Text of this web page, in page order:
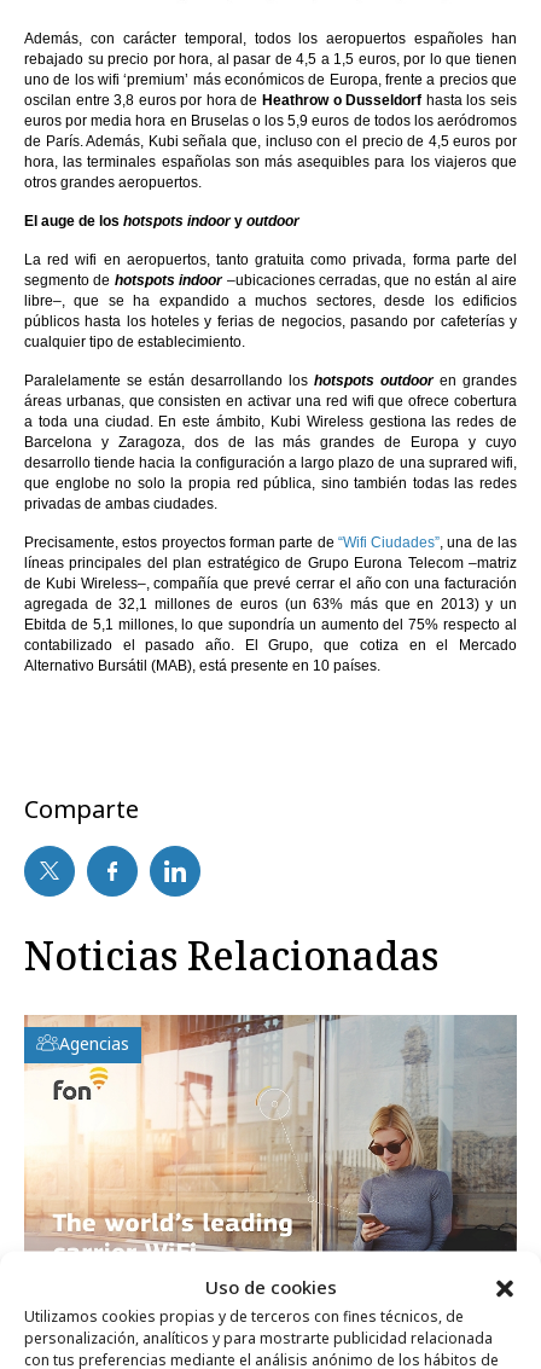
Uso de cookies
Utilizamos cookies propias y de terceros con fines técnicos, de
personalización, analíticos y para mostrarte publicidad relacionada
con tus preferencias mediante el análisis anónimo de los hábitos de
Además, con carácter temporal, todos los aeropuertos españoles han
rebajado su precio por hora, al pasar de 4,5 a 1,5 euros, por lo que tienen
uno de los wifi ‘premium’ más económicos de Europa, frente a precios que
oscilan entre 3,8 euros por hora deHeathrow o Dusseldorf hasta los seis
euros por media hora en Bruselas o los 5,9 euros de todos los aeródromos
de París. Además, Kubi señala que, incluso con el precio de 4,5 euros por
hora, las terminales españolas son más asequibles para los viajeros que
otros grandes aeropuertos.
El auge de los hotspots indoory outdoor
La red wifi en aeropuertos, tanto gratuita como privada, forma parte del
segmento de hotspots indoor –ubicaciones cerradas, que no están al aire
libre–, que se ha expandido a muchos sectores, desde los edificios
públicos hasta los hoteles y ferias de negocios, pasando por cafeterías y
cualquier tipo de establecimiento.
Paralelamente se están desarrollando los hotspots outdooren grandes
áreas urbanas, que consisten en activar una red wifi que ofrece cobertura
a toda una ciudad. En este ámbito, Kubi Wireless gestiona las redes de
Barcelona y Zaragoza, dos de las más grandes de Europa y cuyo
desarrollo tiende hacia la configuración a largo plazo de una suprared wifi,
que englobe no solo la propia red pública, sino también todas las redes
privadas de ambas ciudades.
Precisamente, estos proyectos forman parte de “Wifi Ciudades”, una de las
líneas principales del plan estratégico de Grupo Eurona Telecom –matriz
de Kubi Wireless–, compañía que prevé cerrar el año con una facturación
agregada de 32,1 millones de euros (un 63% más que en 2013) y un
Ebitda de 5,1 millones, lo que supondría un aumento del 75% respecto al
contabilizado el pasado año. El Grupo, que cotiza en el Mercado
Alternativo Bursátil (MAB), está presente en 10 países.
Comparte
Noticias Relacionadas
Agencias